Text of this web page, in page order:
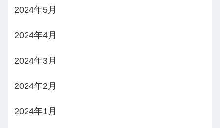
2024年5月
2024年4月
2024年3月
2024年2月
2024年1月